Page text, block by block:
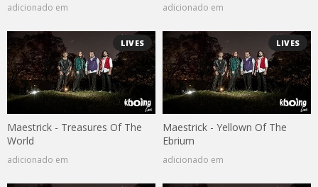
adicionado em adicionado em
LIVES
Maestrick - Treasures Of The
World
adicionado em
LIVES
Maestrick - Yellown Of The
Ebrium
adicionado em